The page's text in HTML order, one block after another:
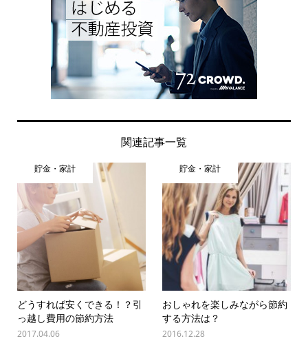
関連記事一覧
貯金・家計
どうすれば安くできる！？引
っ越し費用の節約方法
2017.04.06
貯金・家計
おしゃれを楽しみながら節約
する方法は？
2016.12.28